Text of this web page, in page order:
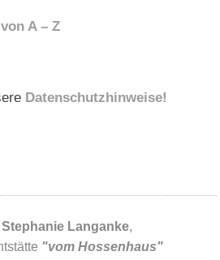
A – Z
Datenschutzhinweise!
Stephanie Langanke,
"vom Hossenhaus"